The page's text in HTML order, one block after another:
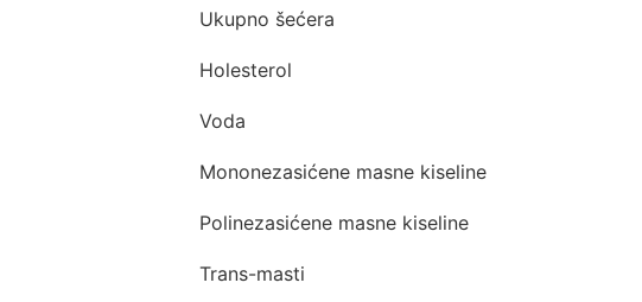
Ukupno šećera
Holesterol
Voda
Mononezasićene masne kiseline
Polinezasićene masne kiseline
Trans-masti